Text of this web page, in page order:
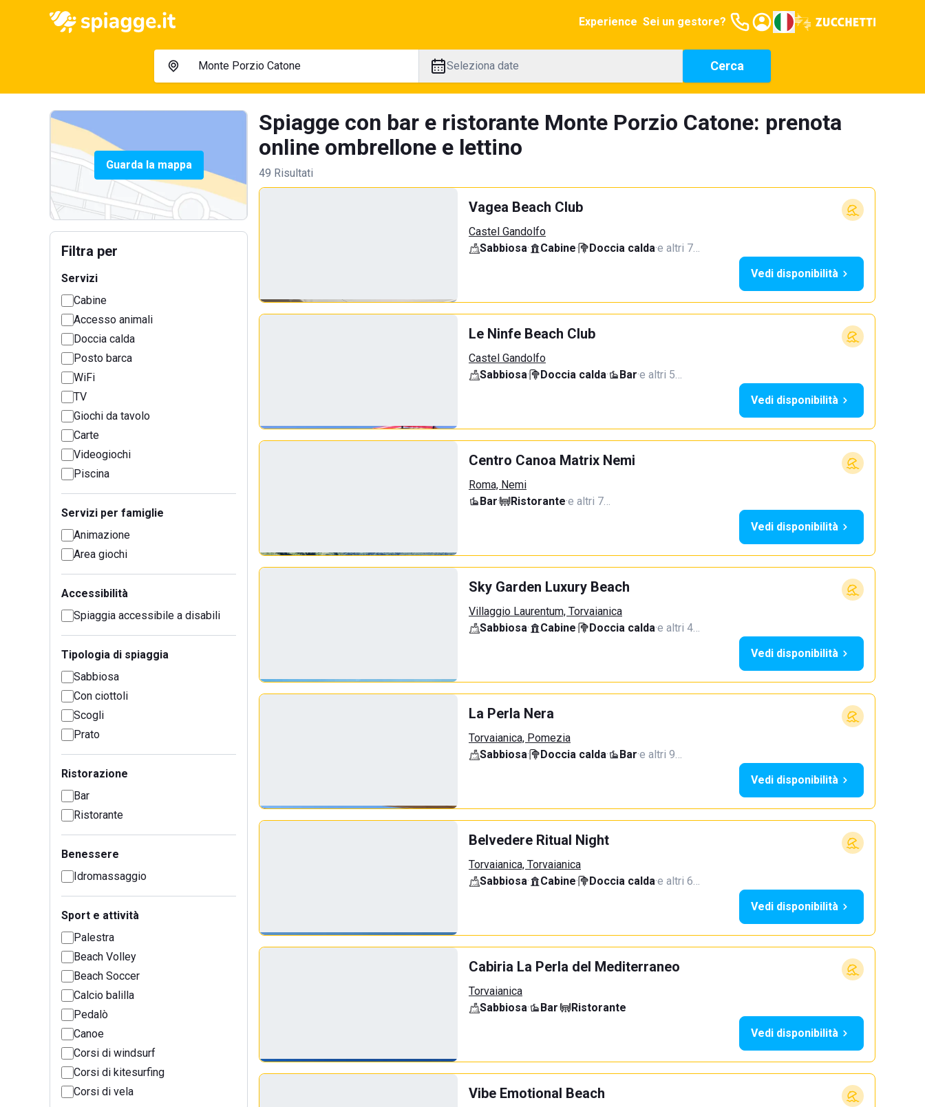
Experience Sei un gestore?
Seleziona date Cerca
Guarda la mappa
Filtra per
Servizi
Cabine
Accesso animali
Doccia calda
Posto barca
WiFi
TV
Giochi da tavolo
Carte
Videogiochi
Piscina
Servizi per famiglie
Animazione
Area giochi
Accessibilità
Spiaggia accessibile a disabili
Tipologia di spiaggia
Sabbiosa
Con ciottoli
Scogli
Prato
Ristorazione
Bar
Ristorante
Benessere
Idromassaggio
Sport e attività
Palestra
Beach Volley
Beach Soccer
Calcio balilla
Pedalò
Canoe
Corsi di windsurf
Corsi di kitesurfing
Corsi di vela
Spiagge con bar e ristorante Monte Porzio Catone: prenota
online ombrellone e lettino
49 Risultati
Vagea Beach Club
Castel Gandolfo
Sabbiosa· Cabine· Doccia calda·e altri 7…
Vedi disponibilità
Le Ninfe Beach Club
Castel Gandolfo
Sabbiosa· Doccia calda· Bar·e altri 5…
Vedi disponibilità
Centro Canoa Matrix Nemi
Roma, Nemi
Bar· Ristorante·e altri 7…
Vedi disponibilità
Sky Garden Luxury Beach
Villaggio Laurentum, Torvaianica
Sabbiosa· Cabine· Doccia calda·e altri 4…
Vedi disponibilità
La Perla Nera
Torvaianica, Pomezia
Sabbiosa· Doccia calda· Bar·e altri 9…
Vedi disponibilità
Belvedere Ritual Night
Torvaianica, Torvaianica
Sabbiosa· Cabine· Doccia calda·e altri 6…
Vedi disponibilità
Cabiria La Perla del Mediterraneo
Torvaianica
Sabbiosa· Bar·
Ristorante
Vedi disponibilità
Vibe Emotional Beach